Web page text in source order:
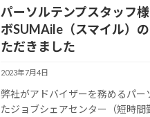
パーソルテンプスタッフ
ボSUMAile（スマイル）
ただきました
2023年7月4日
弊社がアドバイザーを務めるパ
たジョブシェアセンター（短時